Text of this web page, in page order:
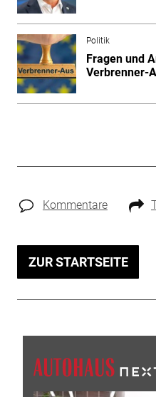
Politik
Fragen und
Verbrenner-
Kommentare
ZUR STARTSEITE